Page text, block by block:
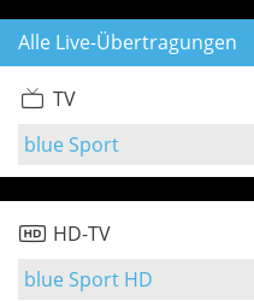
Alle Live-Übertragungen
TV
blue Sport
HD-TV
blue Sport HD